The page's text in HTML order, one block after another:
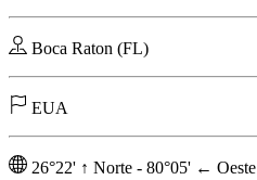
Boca Raton (FL)
EUA
26°22' ↑ Norte - 80°05' ← Oeste